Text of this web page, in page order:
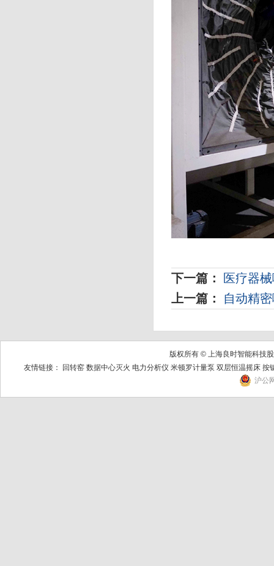
下一篇：
医疗器
上一篇：
自动精
版权所有 © 上海良时智能科技
友情链接：
回转窑 数据中心灭火 电力分析仪 米顿罗计量泵 双层恒温摇床 按
沪公